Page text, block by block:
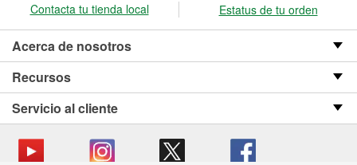
Contacta tu tienda local Estatus de tu orden
Acerca de nosotros
Recursos
Servicio al cliente